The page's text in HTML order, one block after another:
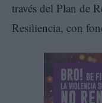
través del Plan de
Resiliencia, con